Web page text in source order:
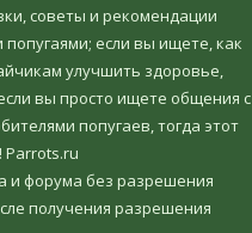
советы и рекомендации
если вы ищете, как
улучшить здоровье,
вы просто ищете общения с
попугаев, тогда этот
Parrots.ru
и форума без разрешения
получения разрешения